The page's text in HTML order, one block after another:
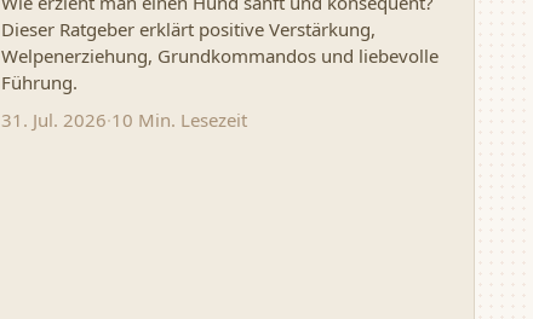
Dieser Ratgeber erklärt positive Verstärkung,
Welpenerziehung, Grundkommandos und liebevolle
Führung.
31. Jul. 2026·10 Min. Lesezeit